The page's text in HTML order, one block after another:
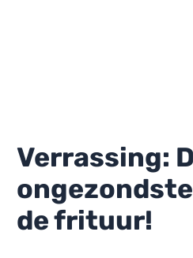
Verrassing:
de frituur!